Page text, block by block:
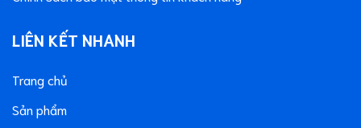
LIÊN KẾT NHANH
Trang chủ
Sản phẩm